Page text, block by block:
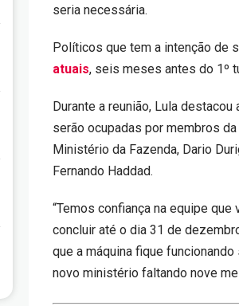
seria necessária.
Políticos que tem a intenção de
atuais, seis meses antes do 1º
Durante a reunião, Lula
serão ocupadas por membros
Ministério da Fazenda, Dario
Fernando Haddad.
“Temos confiança na equipe
concluir até o dia 31 de
que a máquina fique
novo ministério faltando nove